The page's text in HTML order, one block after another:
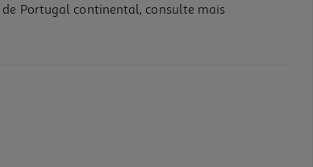
Portugal continental, consulte mais